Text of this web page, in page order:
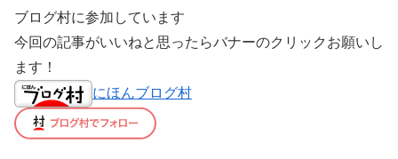
ブログ村に参加しています
今回の記事がいいねと思ったらバナーのクリックお願いし
ます！
にほんブログ村